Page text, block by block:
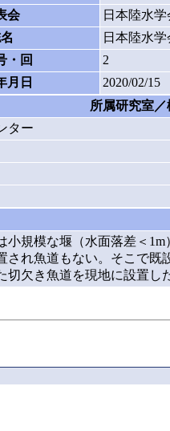
会
日本陸水
日本陸水
・回
2
月日
2020/02/15
所属研究室／
ター
小規模な堰（水面落差＜
され魚道もない。そこで
切欠き魚道を現地に設置し